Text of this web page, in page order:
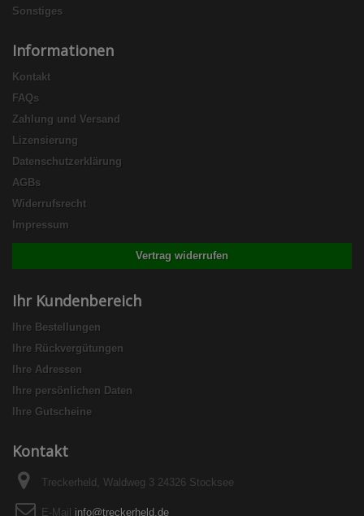
Sonstiges
Informationen
Kontakt
FAQs
Zahlung und Versand
Lizensierung
Datenschutzerklärung
AGBs
Widerrufsrecht
Impressum
Vertrag widerrufen
Ihr Kundenbereich
Ihre Bestellungen
Ihre Rückvergütungen
Ihre Adressen
Ihre persönlichen Daten
Ihre Gutscheine
Kontakt
Treckerheld, Waldweg 3 24326 Stocksee
E-Mail info@treckerheld.de